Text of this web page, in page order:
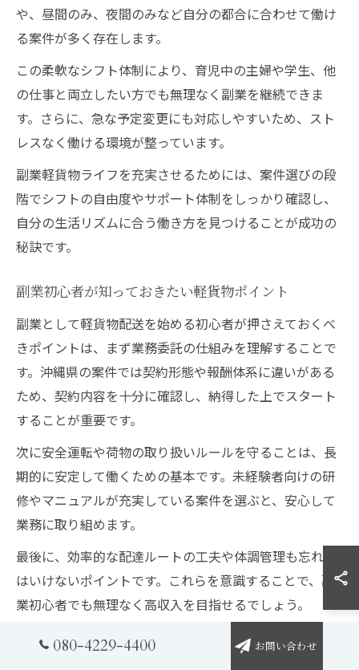
や、昼間のみ、夜間のみなど自分の都合に合わせて働け
る案件が多く存在します。
この柔軟なシフト体制により、育児中の主婦や学生、他
の仕事と両立したい方でも無理なく副業を継続できま
す。さらに、急な予定変更にも対応しやすいため、スト
レスなく働ける環境が整っています。
副業軽貨物ライフを充実させるためには、案件選びの段
階でシフトの自由度やサポート体制をしっかり確認し、
自分の生活リズムに合う働き方を見つけることが成功の
秘訣です。
副業初心者が知っておきたい軽貨物ポイント
副業として軽貨物配送を始める初心者が押さえておくべ
きポイントは、まず業務委託の仕組みを理解することで
す。沖縄県の案件では契約形態や報酬体系に違いがある
ため、契約内容を十分に確認し、納得した上でスタート
することが重要です。
次に安全運転や荷物の取り扱いルールを守ることは、長
期的に安定して働くための基本です。未経験者向けの研
修やマニュアルが充実している案件を選ぶと、安心して
業務に取り組めます。
最後に、効率的な配達ルートの工夫や体調管理も忘れて
はいけないポイントです。これらを意識することで、副
業初心者でも無理なく高収入を目指せるでしょう。
080-4229-4400 お問い合わせ